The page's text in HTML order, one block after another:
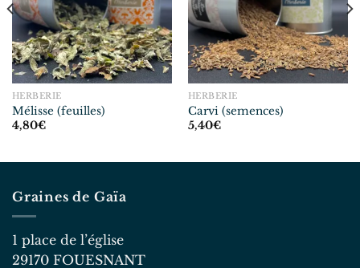
HERBERIE
Mélisse (feuilles)
4,80€
HERBERIE
Carvi (semences)
5,40€
Graines de Gaïa
1 place de l’église
29170 FOUESNANT